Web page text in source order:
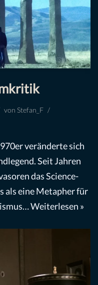
von Stefan_F
veränderte sich
Seit Jahren
das Science-
als eine Metapher für
Weiterlesen »